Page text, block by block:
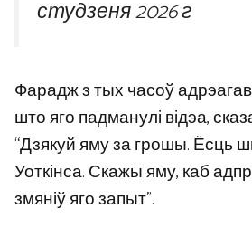
студзеня 2026 г
Фарадж з тых часоў
што яго падманулі відэа,
“Дзякуй яму за грошы. Ёсць
Уоткінса. Скажы яму, каб
змяніў яго запыт”.